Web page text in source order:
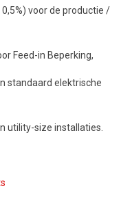
voor de productie /
Feed-in Beperking,
standaard elektrische
utility-size installaties.